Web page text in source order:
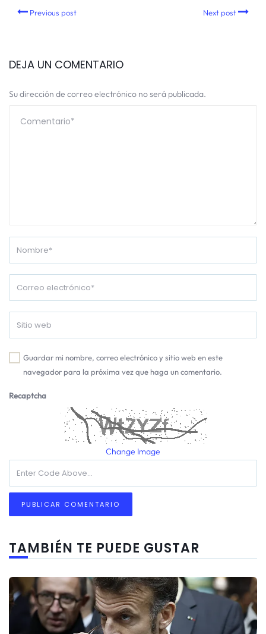
Previous post Next post
DEJA UN COMENTARIO
Su dirección de correo electrónico no será publicada.
Guardar mi nombre, correo electrónico y sitio web en este
navegador para la próxima vez que haga un comentario.
Recaptcha
Change Image
TAMBIÉN TE PUEDE GUSTAR